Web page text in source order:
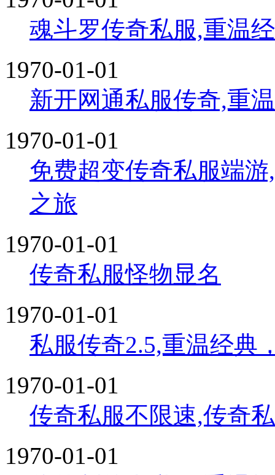
魂斗罗传奇私服,重温
1970-01-01
新开网通私服传奇,重
1970-01-01
免费超变传奇私服端
之旅
1970-01-01
传奇私服怪物显名
1970-01-01
私服传奇2.5,重温经典
1970-01-01
传奇私服不限速,传奇
1970-01-01